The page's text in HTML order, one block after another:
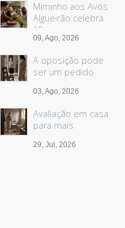
Miminho aos Avós
Algueirão celebra
18 anos
09, Ago, 2026
A oposição pode
ser um pedido
sem palavras
03, Ago, 2026
Avaliação em casa
para mais
29, Jul, 2026